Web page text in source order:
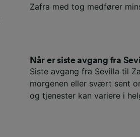
Zafra med tog medfører
Når er siste avgang fra
Siste avgang fra Sevilla til
morgenen eller svært sent
og tjenester kan variere i